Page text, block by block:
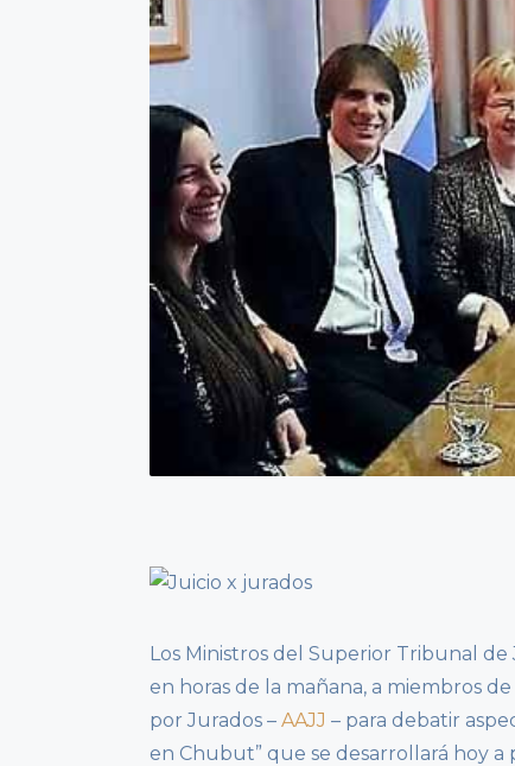
Los Ministros del Superior Tribunal
en horas de la mañana, a miembros
por Jurados – AAJJ – para debatir
en Chubut” que se desarrollará hoy a